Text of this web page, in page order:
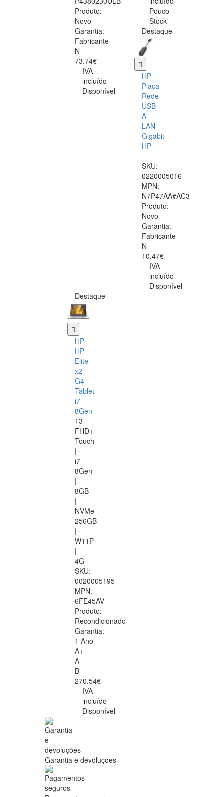
Produto:
Novo
Garantia:
Fabricante
N
73.74€
IVA
incluído
Disponível
Pouco
Stock
Destaque
HP
Placa
Rede
USB-
A
LAN
Gigabit
HP
SKU:
0220005016
MPN:
N7P47AA#AC3
Produto:
Novo
Garantia:
Fabricante
N
10.47€
IVA
incluído
Disponível
Destaque
HP
HP
Elite
x2
G4
Tablet
i7-
8Gen
13
FHD+
Touch
|
i7-
8Gen
|
8GB
|
NVMe
256GB
|
W11P
|
4G
SKU:
0020005195
MPN:
6FE45AV
Produto:
Recondicionado
Garantia:
1 Ano
A+
A
B
270.54€
IVA
incluído
Disponível
Garantia e devoluções